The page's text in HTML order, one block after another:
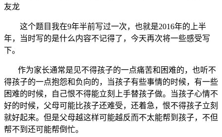
友龙
这个题目我在9年半前写过一次，也就是2016年的上半
年，当时写的是什么内容不记得了，今天再次将一些感受写
下。
作为家长通常是见不得孩子的一点痛苦和困难的，也听不
得孩子的一点抱怨和负向的，当孩子有些事情的时候，有一些
困难的时候，自己恨不得能立刻上手替孩子做。当孩子心情不
好的时候，父母可能比孩子还难受，还着急，恨不得孩子立刻
就好起来。但是父母越这样可能越反而不太能帮到孩子，不但
帮不到还可能帮倒忙。